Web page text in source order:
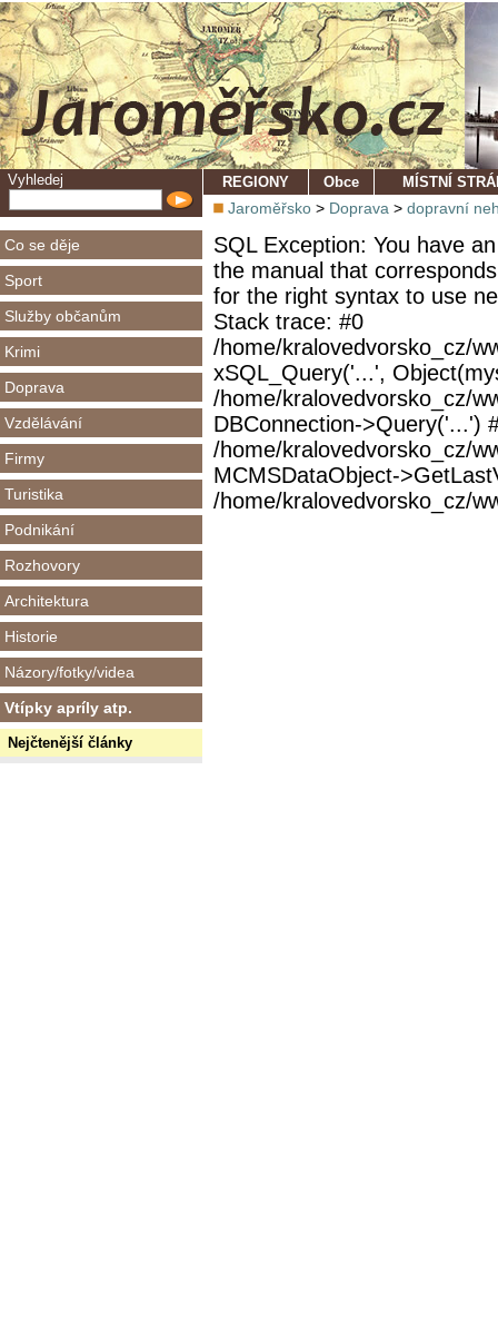
Vyhledej
Co se děje
Sport
Služby občanům
Krimi
Doprava
Vzdělávání
Firmy
Turistika
Podnikání
Rozhovory
Architektura
Historie
Názory/fotky/videa
Vtípky apríly atp.
Nejčtenější články
REGIONY Obce MÍSTNÍ
Jaroměřsko > Doprava > dopravní
SQL Exception: You have
the manual that
for the right syntax to use
Stack trace: #0
/home/kralovedvorsko_cz/
xSQL_Query('...',
/home/kralovedvorsko_cz/
DBConnection->Query('...')
/home/kralovedvorsko_cz/
MCMSDataObject-
/home/kralovedvorsko_cz/